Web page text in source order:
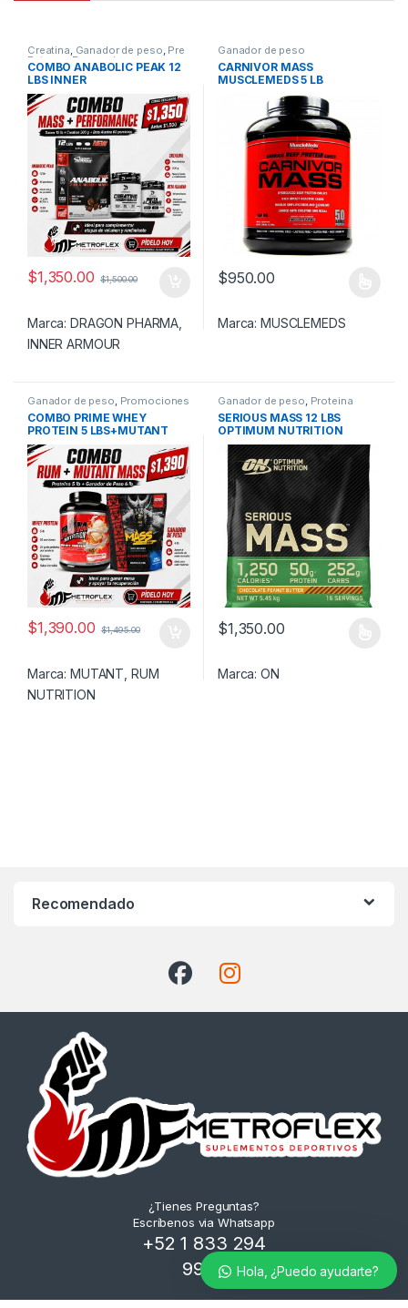
Creatina, Ganador de peso, Pre
Entreno, Promociones y
Combos!
COMBO ANABOLIC PEAK 12
LBS INNER
ARMOUR+CREATINA
DRAGON 300 GR+BETA
ALANINA DRAGON 60 SERV
$1,350.00 $1,500.00
Marca:DRAGON PHARMA
INNER ARMOUR
Ganador de peso
CARNIVOR MASS
MUSCLEMEDS 5 LB
$950.00
Marca:MUSCLEMEDS
Ganador de peso, Promociones
y Combos!,Proteina
COMBO PRIME WHEY
PROTEIN 5 LBS+MUTANT
MASS EXTREME 5 LBS
$1,390.00 $1,495.00
Marca:MUTANT RUM
NUTRITION
Ganador de peso, Proteina
SERIOUS MASS 12 LBS
OPTIMUM NUTRITION
$1,350.00
Este producto tiene múltiples
Marca:ON
Recomendado
¿Tienes Preguntas?
Escríbenos via Whatsapp
+52 1 833 294
9945
Hola, ¿Puedo ayudarte?